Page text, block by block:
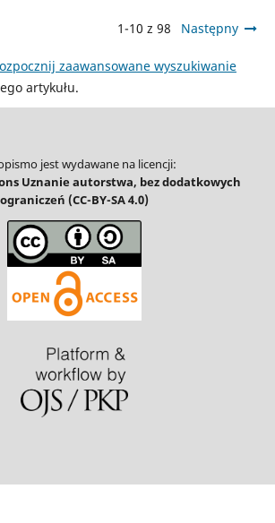
1-10 z 98 Następny
zaawansowane wyszukiwanie
artykułu.
jest wydawane na licencji:
Uznanie autorstwa, bez dodatkowych
ograniczeń (CC-BY-SA 4.0)